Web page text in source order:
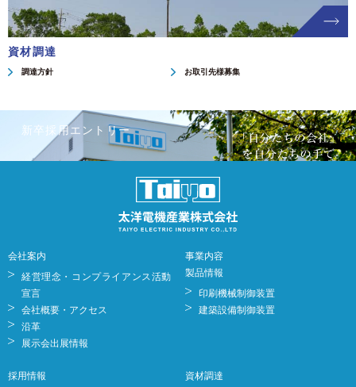
資材調達
調達方針 お取引先様募集
新卒採用エントリー
会社案内
経営理念・コンプライアンス活動
宣言
会社概要・アクセス
沿革
展示会出展情報
事業内容
製品情報
印刷機械制御装置
建築設備制御装置
採用情報 資材調達